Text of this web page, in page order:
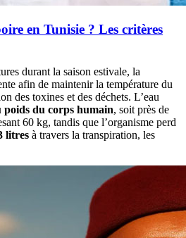
en Tunisie ? Les critères
durant la saison estivale, la
afin de maintenir la température du
des toxines et des déchets. L’eau
poids du corps humain, soit près de
60 kg, tandis que l’organisme perd
litres à travers la transpiration, les